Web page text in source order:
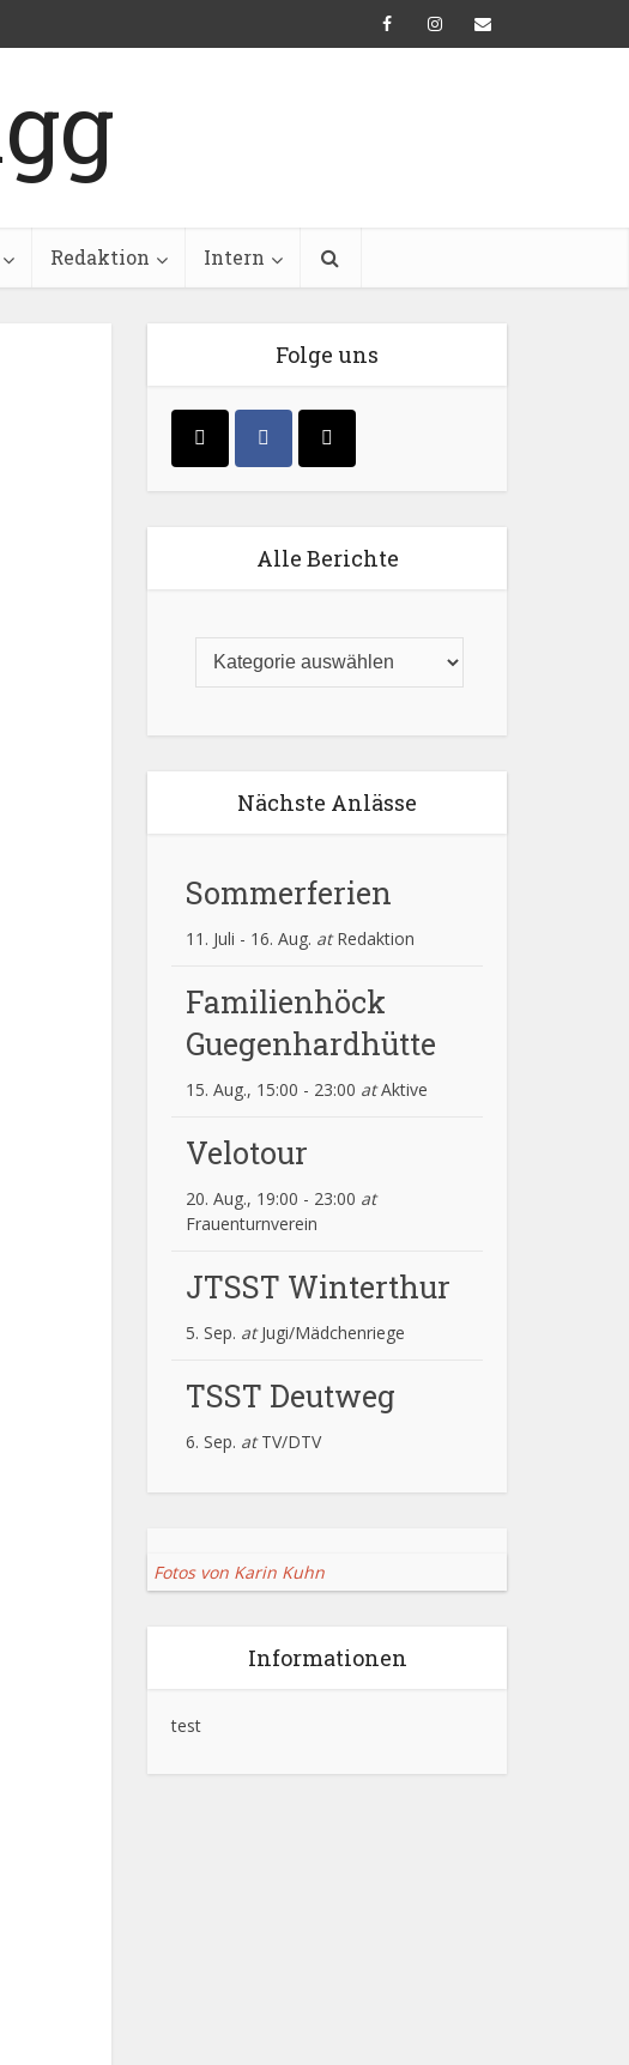
Redaktion Intern
Folge uns
Alle Berichte
Nächste Anlässe
Sommerferien
11. Juli - 16. Aug. atRedaktion
Familienhöck
Guegenhardhütte
15. Aug., 15:00 - 23:00 atAktive
Velotour
20. Aug., 19:00 - 23:00 at
Frauenturnverein
JTSST Winterthur
5. Sep. atJugi/Mädchenriege
TSST Deutweg
6. Sep. atTV/DTV
Fotos von Karin Kuhn
Informationen
test